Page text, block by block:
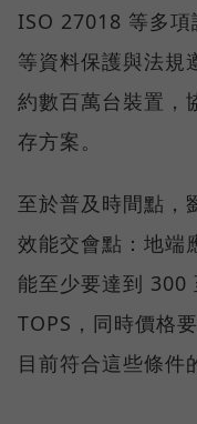
ISO 27018 等多項
等資料保護與法規
約數百萬台裝置，
存方案。
至於普及時間點，
效能交會點：地端
能至少要達到 300
TOPS，同時價格
目前符合這些條件